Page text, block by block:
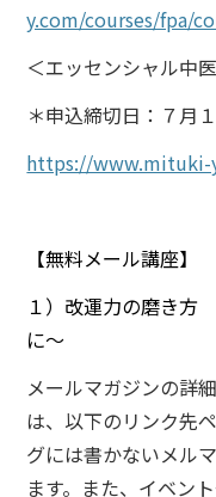
y.com/courses/fpa/
＜エッセンシャル中
＊申込締切日：７月
https://www.mituki-
【無料メール講座】
１）改運力の磨き方
に～
メールマガジンの詳
は、以下のリンク先
グには書かないメル
ます。また、イベン